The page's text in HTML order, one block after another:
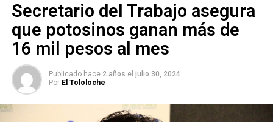
Secretario del Trabajo asegura
que potosinos ganan más de
16 mil pesos al mes
Publicado hace 2 años el julio 30, 2024
Por El Tololoche